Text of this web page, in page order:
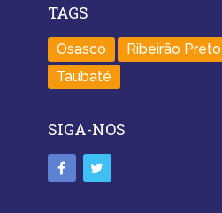
TAGS
Osasco Ribeirão Preto
Taubaté
SIGA-NOS